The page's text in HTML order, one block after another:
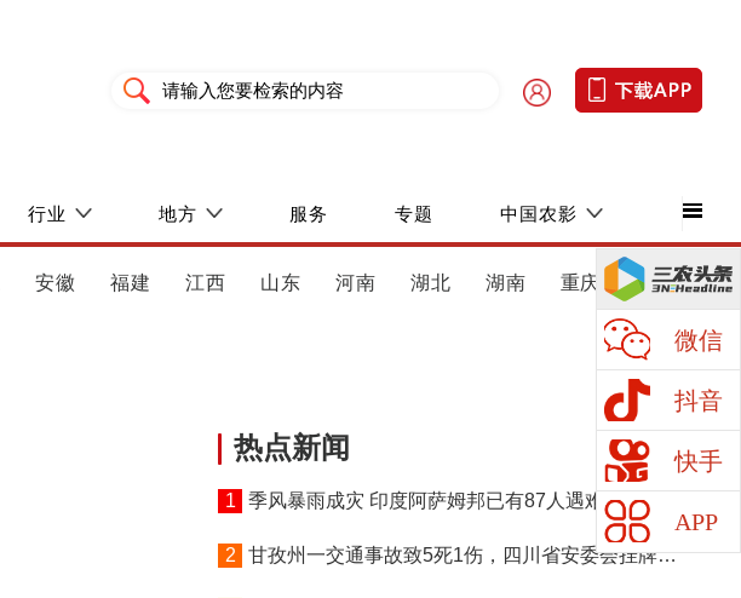
行业 地方 服务 专题 中国农影
安徽 福建 江西 山东 河南 湖北 湖南 重庆 四川
微信
抖音
快手
APP
热点新闻
1 季风暴雨成灾 印度阿萨姆邦已有87人遇难
2
甘孜州一交通事故致5死1伤，四川省安委会挂牌督